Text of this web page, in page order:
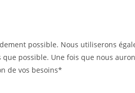
possible. Nous utiliserons
possible. Une fois que nous
de vos besoins*